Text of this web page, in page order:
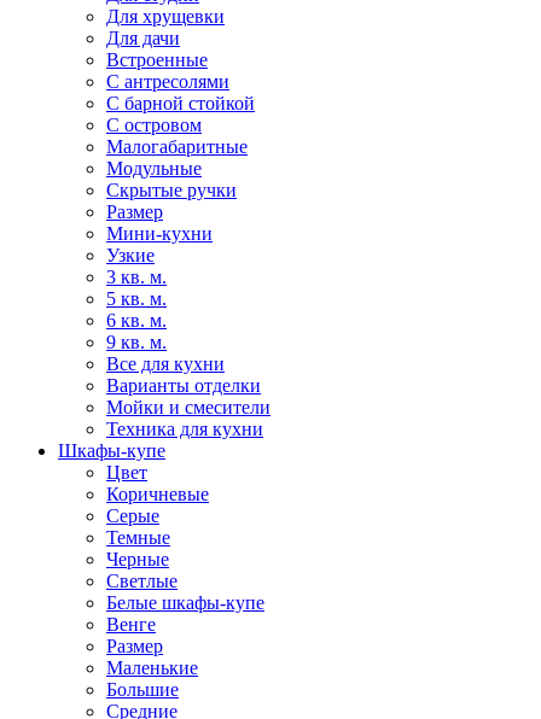
Для хрущевки
Для дачи
Встроенные
С антресолями
С барной стойкой
С островом
Малогабаритные
Модульные
Скрытые ручки
Размер
Мини-кухни
Узкие
3 кв. м.
5 кв. м.
6 кв. м.
9 кв. м.
Все для кухни
Варианты отделки
Мойки и смесители
Техника для кухни
Шкафы-купе
Цвет
Коричневые
Серые
Темные
Черные
Светлые
Белые шкафы-купе
Венге
Размер
Маленькие
Большие
Средние